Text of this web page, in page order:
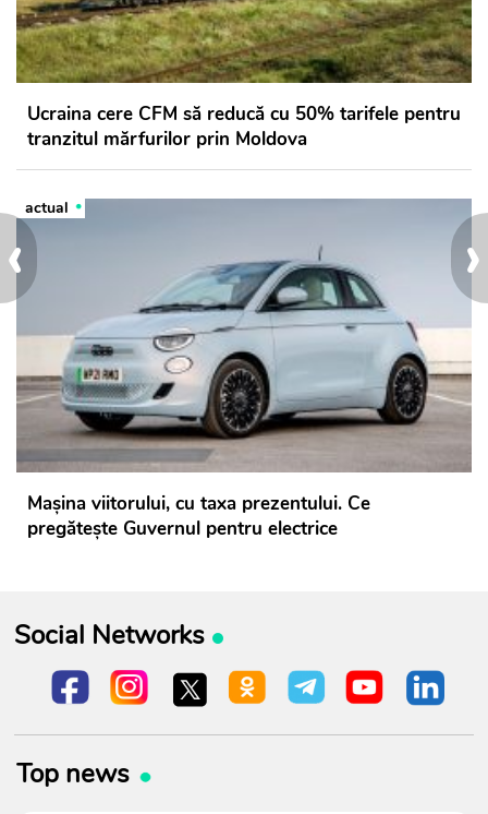
›
‹
Ucraina cere CFM să reducă cu 50% tarifele pentru
tranzitul mărfurilor prin Moldova
actual
Mașina viitorului, cu taxa prezentului. Ce
pregătește Guvernul pentru electrice
Social Networks
Top news